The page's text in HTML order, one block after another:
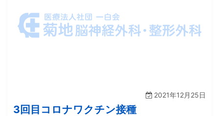
2021年12月25日
3回目コロナワクチン接種